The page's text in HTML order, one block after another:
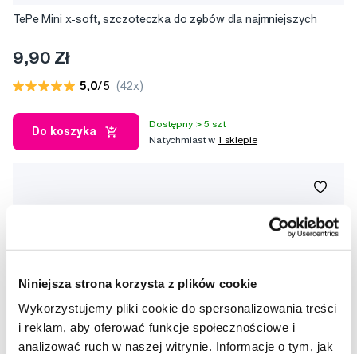
Niniejsza strona korzysta z plików cookie
Wykorzystujemy pliki cookie do spersonalizowania treści
i reklam, aby oferować funkcje społecznościowe i
analizować ruch w naszej witrynie. Informacje o tym, jak
TePe Mini x-soft, szczoteczka do zębów dla najmniejszych
9,90 Zł
5,0/5 (42x)
Do koszyka
Dostępny > 5 szt
Natychmiast w1 sklepie